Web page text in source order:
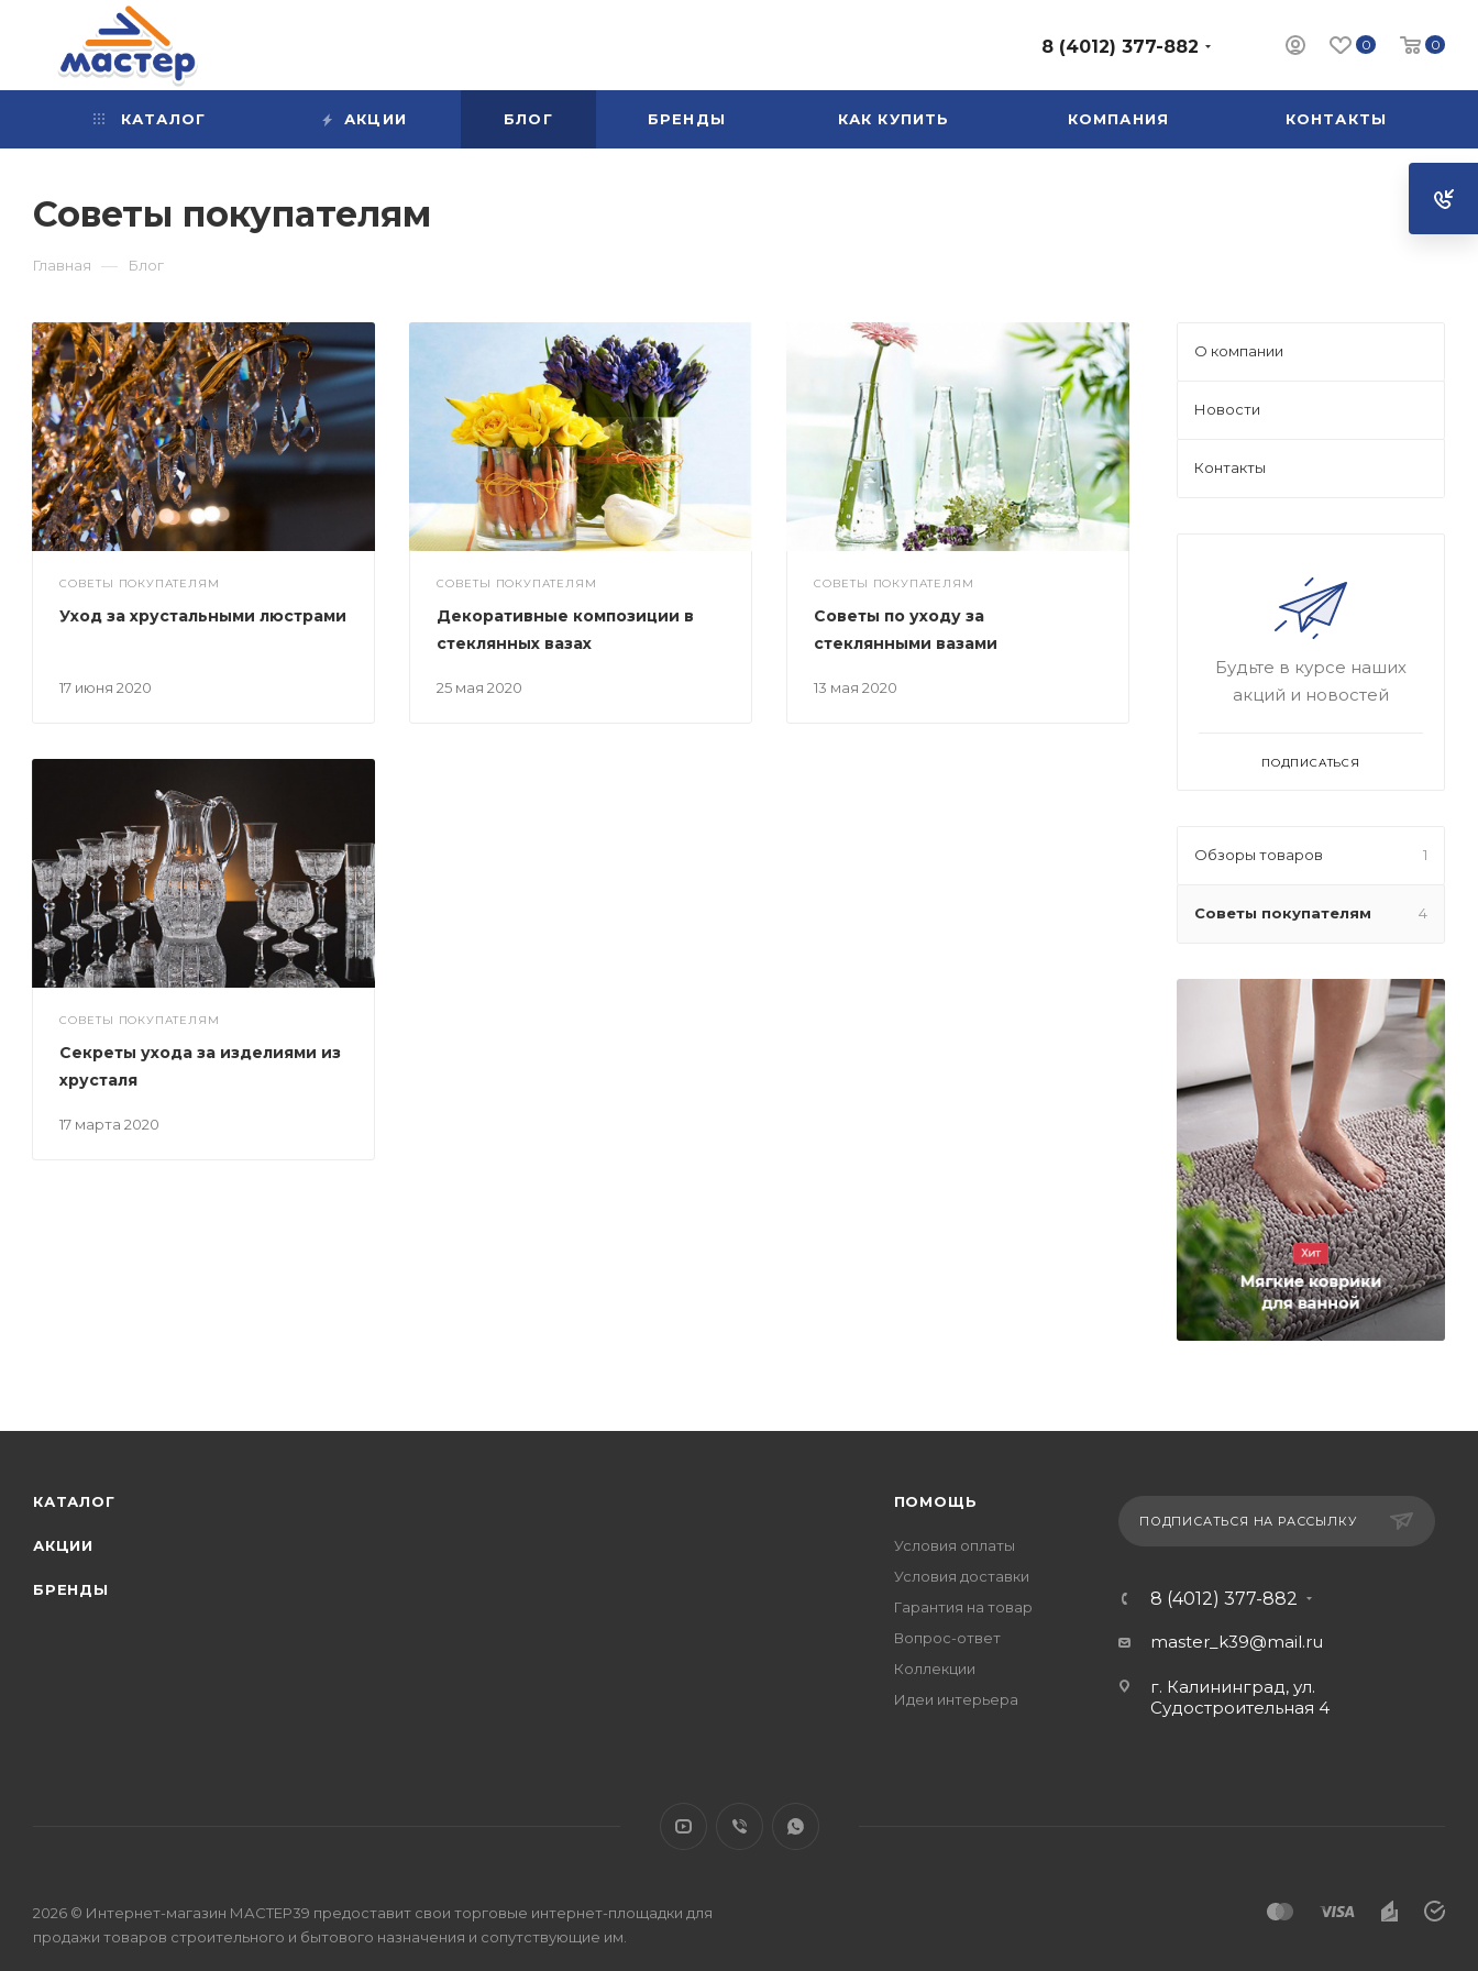
0 0
8 (4012) 377-882
КАТАЛОГ АКЦИИ БЛОГ БРЕНДЫ КАК КУПИТЬ КОМПАНИЯ КОНТАКТЫ
Советы покупателям
Главная — Блог
СОВЕТЫ ПОКУПАТЕЛЯМ
17 июня 2020
Уход за хрустальными люстрами
СОВЕТЫ ПОКУПАТЕЛЯМ
25 мая 2020
Декоративные композиции в
стеклянных вазах
СОВЕТЫ ПОКУПАТЕЛЯМ
13 мая 2020
Советы по уходу за
стеклянными вазами
СОВЕТЫ ПОКУПАТЕЛЯМ
17 марта 2020
Секреты ухода за изделиями из
хрусталя
О компании
Новости
Контакты
Будьте в курсе наших
акций и новостей
ПОДПИСАТЬСЯ
Обзоры товаров 1
Советы покупателям 4
КАТАЛОГ
АКЦИИ
БРЕНДЫ
ПОМОЩЬ
Условия оплаты
Условия доставки
Гарантия на товар
Вопрос-ответ
Коллекции
Идеи интерьера
ПОДПИСАТЬСЯ НА РАССЫЛКУ
8 (4012) 377-882
master_k39@mail.ru
г. Калининград, ул.
Судостроительная 4
2026 © Интернет-магазин МАСТЕР39 предоставит свои торговые интернет-площадки для
продажи товаров строительного и бытового назначения и сопутствующие им.